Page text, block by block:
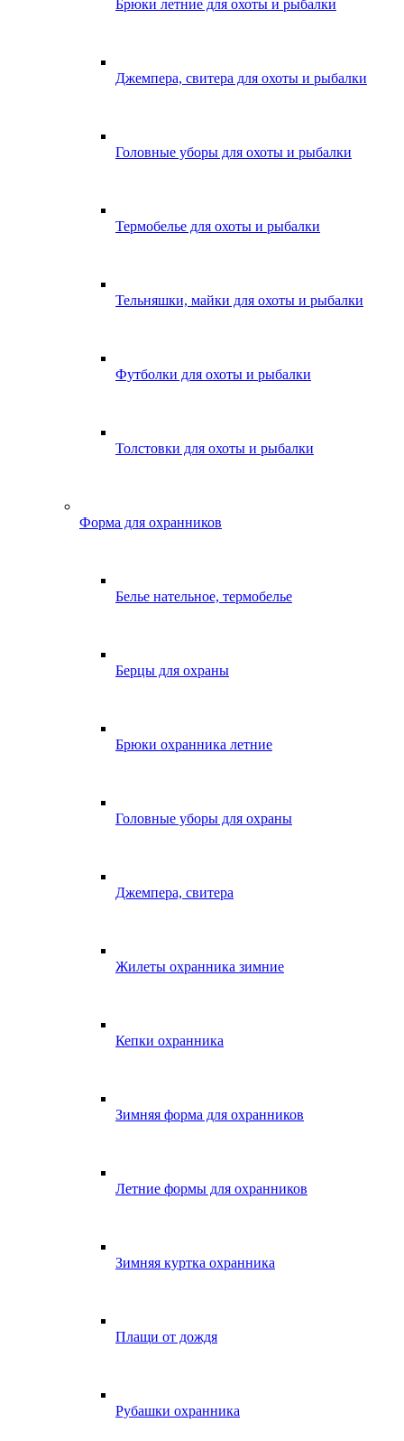
Брюки летние для охоты и рыбалки
Джемпера, свитера для охоты и рыбалки
Головные уборы для охоты и рыбалки
Термобелье для охоты и рыбалки
Тельняшки, майки для охоты и рыбалки
Футболки для охоты и рыбалки
Толстовки для охоты и рыбалки
Форма для охранников
Белье нательное, термобелье
Берцы для охраны
Брюки охранника летние
Головные уборы для охраны
Джемпера, свитера
Жилеты охранника зимние
Кепки охранника
Зимняя форма для охранников
Летние формы для охранников
Зимняя куртка охранника
Плащи от дождя
Рубашки охранника